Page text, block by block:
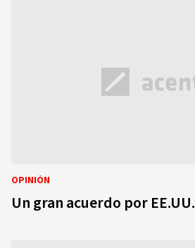
OPINIÓN
Un gran acuerdo por EE.UU.